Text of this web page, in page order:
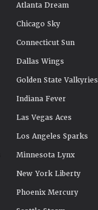
Atlanta Dream
Chicago Sky
Connecticut Sun
Dallas Wings
Golden State Valkyries
Indiana Fever
Las Vegas Aces
Los Angeles Sparks
Minnesota Lynx
New York Liberty
Phoenix Mercury